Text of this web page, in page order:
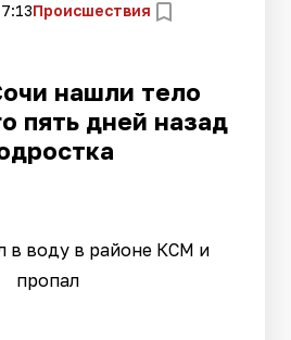
Происшествия
нашли тело
пять дней назад
в воду в районе КСМ и
пропал